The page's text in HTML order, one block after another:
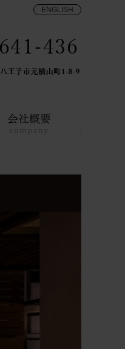
ENGLISH